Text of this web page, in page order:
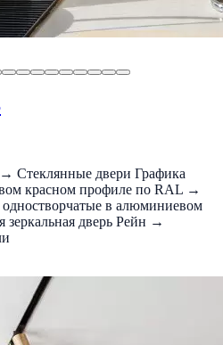
Стеклянные двери Графика
красном профиле по RAL →
в алюминиевом
дверь Рейн →